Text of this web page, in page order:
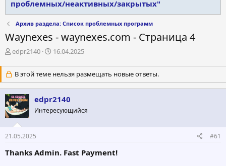
проблемных/неактивных/закрытых"
Архив раздела: Список проблемных программ
Waynexes - waynexes.com - Страница 4
А
т
о
р
т
е
м
ы
edpr2140
Д
т
а
н
а
ч
а
16.04.2025
В этой теме нельзя размещать новые ответы.
edpr2140
Интересующийся
21.05.2025 #61
Thanks Admin. Fast Payment!